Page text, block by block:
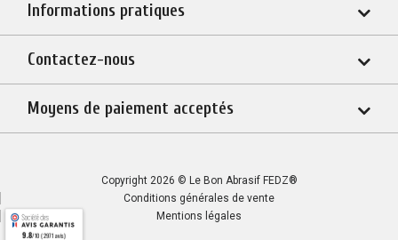
Informations pratiques
Contactez-nous
Moyens de paiement acceptés
Copyright 2026 © Le Bon Abrasif FEDZ®
Conditions générales de vente
Mentions légales
9.8/10 (2971 avis)